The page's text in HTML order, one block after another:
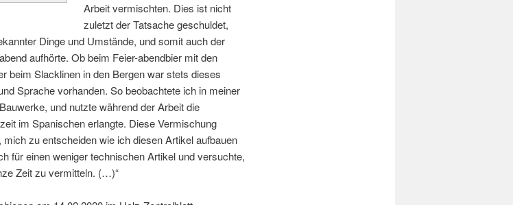
Arbeit vermischten. Dies ist nicht
zuletzt der Tatsache geschuldet,
Dinge und Umstände, und somit auch der
aufhörte. Ob beim Feier-abendbier mit den
beim Slacklinen in den Bergen war stets dieses
Sprache vorhanden. So beobachtete ich in meiner
und nutzte während der Arbeit die
im Spanischen erlangte. Diese Vermischung
zu entscheiden wie ich diesen Artikel aufbauen
für einen weniger technischen Artikel und versuchte,
Zeit zu vermitteln. (…)“